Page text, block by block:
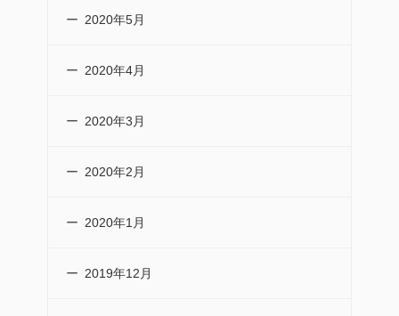
2020年5月
2020年4月
2020年3月
2020年2月
2020年1月
2019年12月